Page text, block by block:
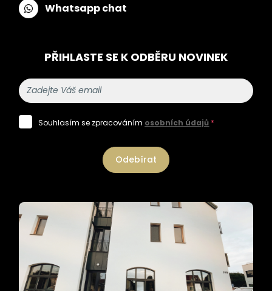
Whatsapp chat
PŘIHLASTE SE K ODBĚRU NOVINEK
Souhlasím se zpracováním osobních údajů *
Odebírat